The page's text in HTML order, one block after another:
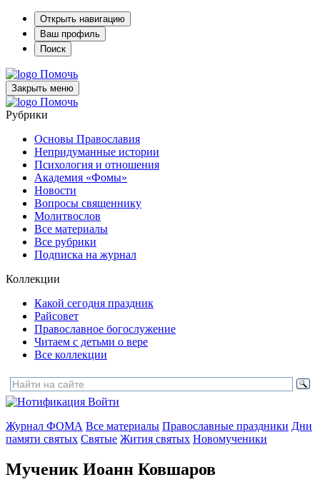
Открыть навигацию
Ваш профиль
Поиск
Помочь
Закрыть меню
Помочь
Рубрики
Основы Православия
Непридуманные истории
Психология и отношения
Академия «Фомы»
Новости
Вопросы священнику
Молитвослов
Все материалы
Все рубрики
Подписка на журнал
Коллекции
Какой сегодня праздник
Райсовет
Православное богослужение
Читаем с детьми о вере
Все коллекции
Войти
Журнал ФОМА Все материалы Православные праздники Дни
памяти святых Святые Жития святых Новомученики
Мученик Иоанн Ковшаров